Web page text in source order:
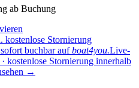
ab Buchung
kostenlose Stornierung
buchbar auf boat4you.Live-
kostenlose Stornierung innerhalb
→